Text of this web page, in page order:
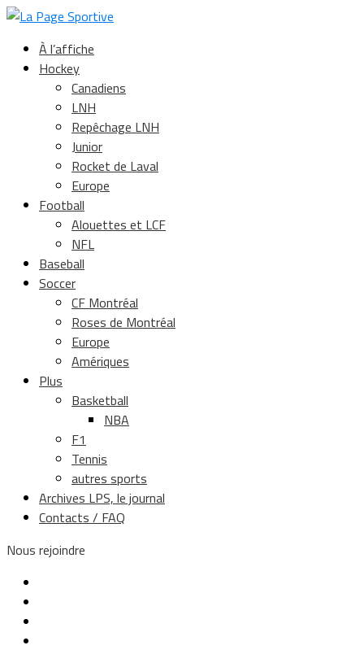
À l’affiche
Hockey
Canadiens
LNH
Repêchage LNH
Junior
Rocket de Laval
Europe
Football
Alouettes et LCF
NFL
Baseball
Soccer
CF Montréal
Roses de Montréal
Europe
Amériques
Plus
Basketball
NBA
F1
Tennis
autres sports
Archives LPS, le journal
Contacts / FAQ
Nous rejoindre